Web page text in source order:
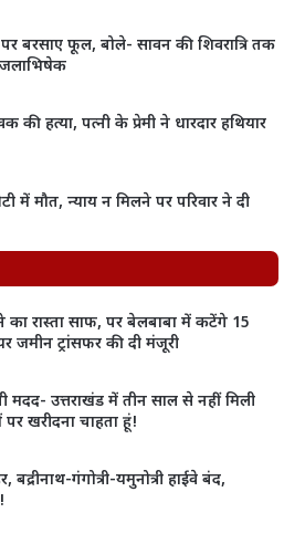
बरसाए फूल, बोले- सावन की शिवरात्रि तक
हत्या, पत्नी के प्रेमी ने धारदार हथियार
मौत, न्याय न मिलने पर परिवार ने दी
का रास्ता साफ, पर बेलबाबा में कटेंगे 15
जमीन ट्रांसफर की दी मंजूरी
उत्तराखंड में तीन साल से नहीं मिली
खरीदना चाहता हूं!
गंगोत्री-यमुनोत्री हाईवे बंद,